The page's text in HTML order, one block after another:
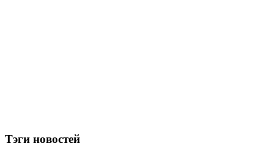
Тэги новостей